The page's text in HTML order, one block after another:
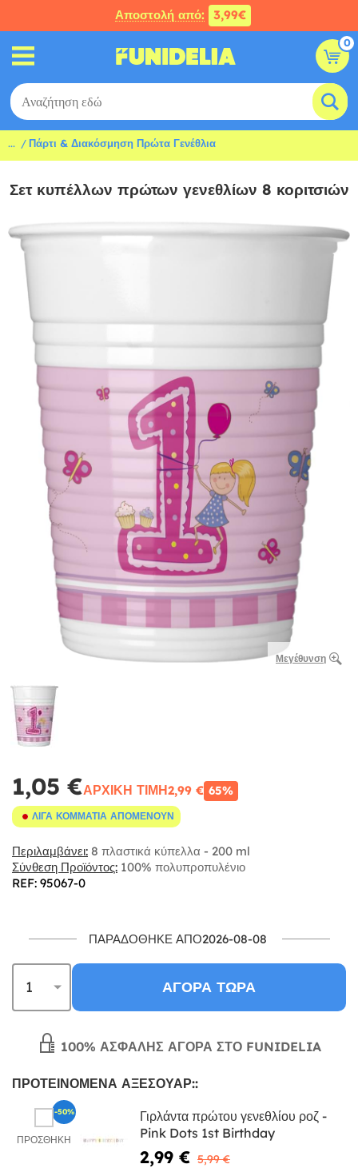
Αποστολή από: 3,99€
0
... Πάρτι & Διακόσμηση Πρώτα Γενέθλια
Σετ κυπέλλων πρώτων γενεθλίων 8 κοριτσιών
Μεγέθυνση
1,05 €ΑΡΧΙΚΉ ΤΙΜΉ2,99 € 65%
ΛΊΓΑ ΚΟΜΜΆΤΙΑ ΑΠΟΜΈΝΟΥΝ
Περιλαμβάνει: 8 πλαστικά κύπελλα - 200 ml
Σύνθεση Προϊόντος: 100% πολυπροπυλένιο
REF: 95067-0
ΠΑΡΑΔΌΘΗΚΕ ΑΠΌ2026-08-08
ΑΓΟΡΆ ΤΏΡΑ
100% ΑΣΦΑΛΉΣ ΑΓΟΡΆ ΣΤΟ FUNIDELIA
ΠΡΟΤΕΙΝΌΜΕΝΑ ΑΞΕΣΟΥΆΡ::
ΠΡΟΣΘΉΚΗ
Γιρλάντα πρώτου γενεθλίου ροζ -
Pink Dots 1st Birthday
2,99 € 5,99 €
-50%